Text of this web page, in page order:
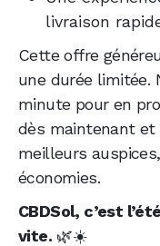
livraison
Cette offre
une durée limitée.
minute pour en
dès maintenant et
meilleurs
économies.
CBDSol, c’est
vite. 🌿☀️